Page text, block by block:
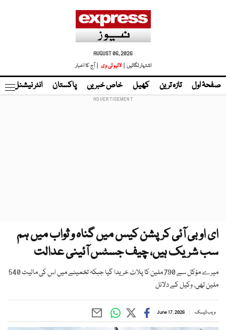
AUGUST 06, 2026
اشتہار لگائیں |
لائیو ٹی وی | آج کا اخبار
صفحۂ اول تازہ ترین کھیل خاص خبریں پاکستان انٹر نیشنل
ای او بی آئی کرپشن کیس میں گناہ و ثواب میں ہم
سب شریک ہیں، چیف جسٹس آئینی عدالت
میرے مؤکل سے 790 ملین کا پلاٹ خریدا گیا جبکہ تخمینے میں اس کی مالیت 540
ملین تھی، وکیل کے دلائل
ویب ڈیسک June 17, 2026